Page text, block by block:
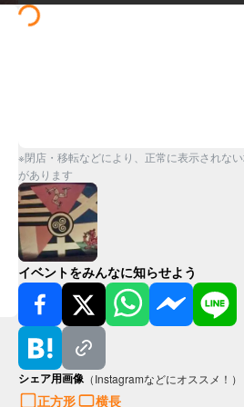
※閉店・移転などにより、正常に表示されな
があります
イベントをみんなに知らせよう
シェア用画像 （Instagramなどにオススメ！）
正方形 横長